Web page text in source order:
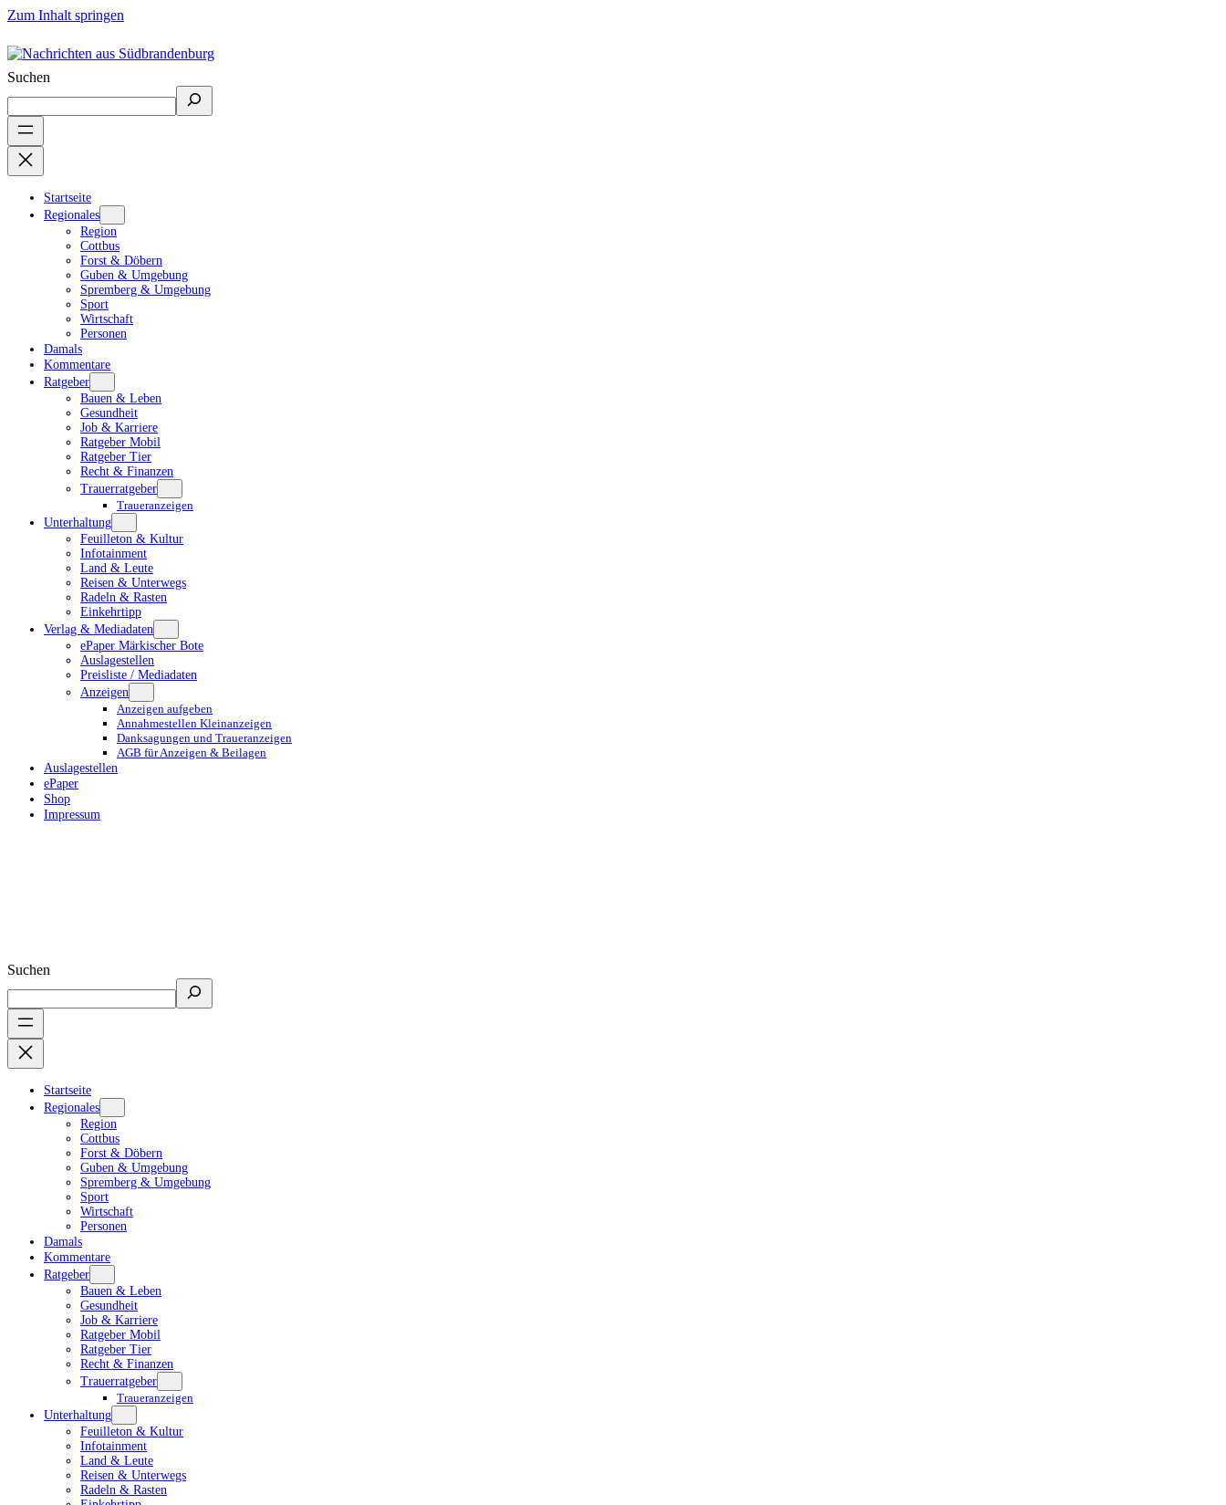
Zum Inhalt springen
Suchen
Startseite
Regionales
Region
Cottbus
Forst & Döbern
Guben & Umgebung
Spremberg & Umgebung
Sport
Wirtschaft
Personen
Damals
Kommentare
Ratgeber
Bauen & Leben
Gesundheit
Job & Karriere
Ratgeber Mobil
Ratgeber Tier
Recht & Finanzen
Trauerratgeber
Traueranzeigen
Unterhaltung
Feuilleton & Kultur
Infotainment
Land & Leute
Reisen & Unterwegs
Radeln & Rasten
Einkehrtipp
Verlag & Mediadaten
ePaper Märkischer Bote
Auslagestellen
Preisliste / Mediadaten
Anzeigen
Anzeigen aufgeben
Annahmestellen Kleinanzeigen
Danksagungen und Traueranzeigen
AGB für Anzeigen & Beilagen
Auslagestellen
ePaper
Shop
Impressum
Suchen
Startseite
Regionales
Region
Cottbus
Forst & Döbern
Guben & Umgebung
Spremberg & Umgebung
Sport
Wirtschaft
Personen
Damals
Kommentare
Ratgeber
Bauen & Leben
Gesundheit
Job & Karriere
Ratgeber Mobil
Ratgeber Tier
Recht & Finanzen
Trauerratgeber
Traueranzeigen
Unterhaltung
Feuilleton & Kultur
Infotainment
Land & Leute
Reisen & Unterwegs
Radeln & Rasten